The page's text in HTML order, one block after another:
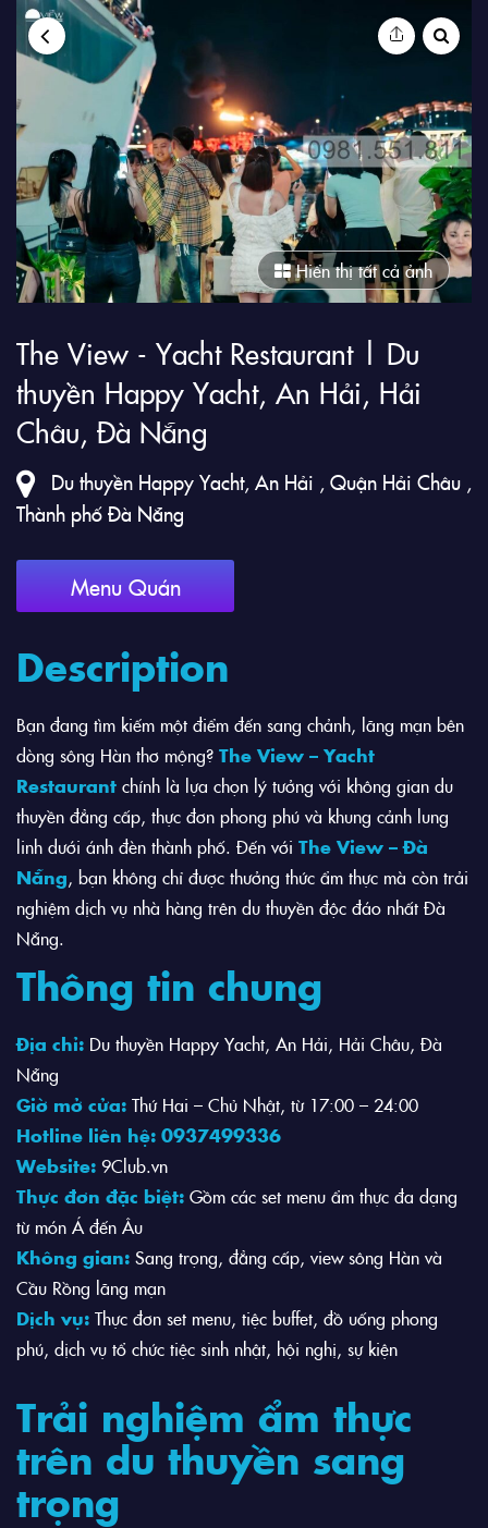
Hiển thị tất cả ảnh
The View - Yacht Restaurant | Du
thuyền Happy Yacht, An Hải, Hải
Châu, Đà Nẵng
Du thuyền Happy Yacht, An Hải , Quận Hải Châu ,
Thành phố Đà Nẵng
Menu Quán
Description
Bạn đang tìm kiếm một điểm đến sang chảnh, lãng mạn bên
dòng sông Hàn thơ mộng? The View – Yacht
Restaurant chính là lựa chọn lý tưởng với không gian du
thuyền đẳng cấp, thực đơn phong phú và khung cảnh lung
linh dưới ánh đèn thành phố. Đến với The View – Đà
Nẵng, bạn không chỉ được thưởng thức ẩm thực mà còn trải
nghiệm dịch vụ nhà hàng trên du thuyền độc đáo nhất Đà
Nẵng.
Thông tin chung
Địa chỉ: Du thuyền Happy Yacht, An Hải, Hải Châu, Đà
Nẵng
Giờ mở cửa: Thứ Hai – Chủ Nhật, từ 17:00 – 24:00
Hotline liên hệ: 0937499336
Website: 9Club.vn
Thực đơn đặc biệt: Gồm các set menu ẩm thực đa dạng
từ món Á đến Âu
Không gian: Sang trọng, đẳng cấp, view sông Hàn và
Cầu Rồng lãng mạn
Dịch vụ: Thực đơn set menu, tiệc buffet, đồ uống phong
phú, dịch vụ tổ chức tiệc sinh nhật, hội nghị, sự kiện
Trải nghiệm ẩm thực
trên du thuyền sang
trọng